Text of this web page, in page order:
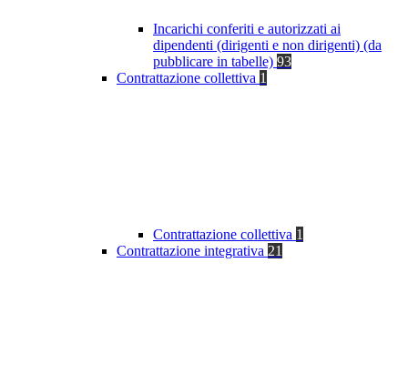
Incarichi conferiti e autorizzati ai
dipendenti (dirigenti e non dirigenti) (da
pubblicare in tabelle) 93
Contrattazione collettiva 1
Contrattazione collettiva 1
Contrattazione integrativa 21